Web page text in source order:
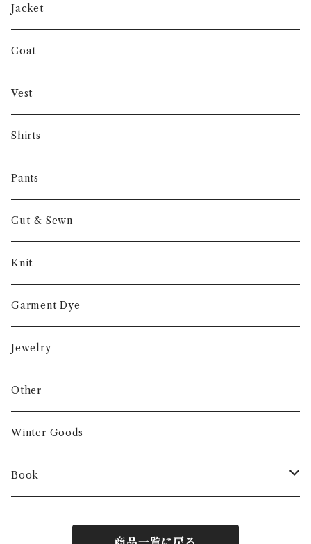
SHUREN
INVERTERE
Gambert
NORIEI
Other
Jacket
Coat
Vest
Shirts
Pants
Cut & Sewn
Knit
Garment Dye
Jewelry
Other
Winter Goods
Book